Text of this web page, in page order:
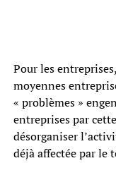
Pour les
moyennes
« problèmes »
entreprises par
désorganiser
déjà affectée par le